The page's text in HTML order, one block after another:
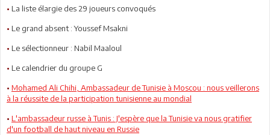
• La liste élargie des 29 joueurs convoqués
• Le grand absent : Youssef Msakni
• Le sélectionneur : Nabil Maaloul
• Le calendrier du groupe G
• Mohamed Ali Chihi, Ambassadeur de Tunisie à Moscou : nous veillerons
à la réussite de la participation tunisienne au mondial
• L'ambassadeur russe à Tunis : J'espère que la Tunisie va nous gratifier
d'un football de haut niveau en Russie